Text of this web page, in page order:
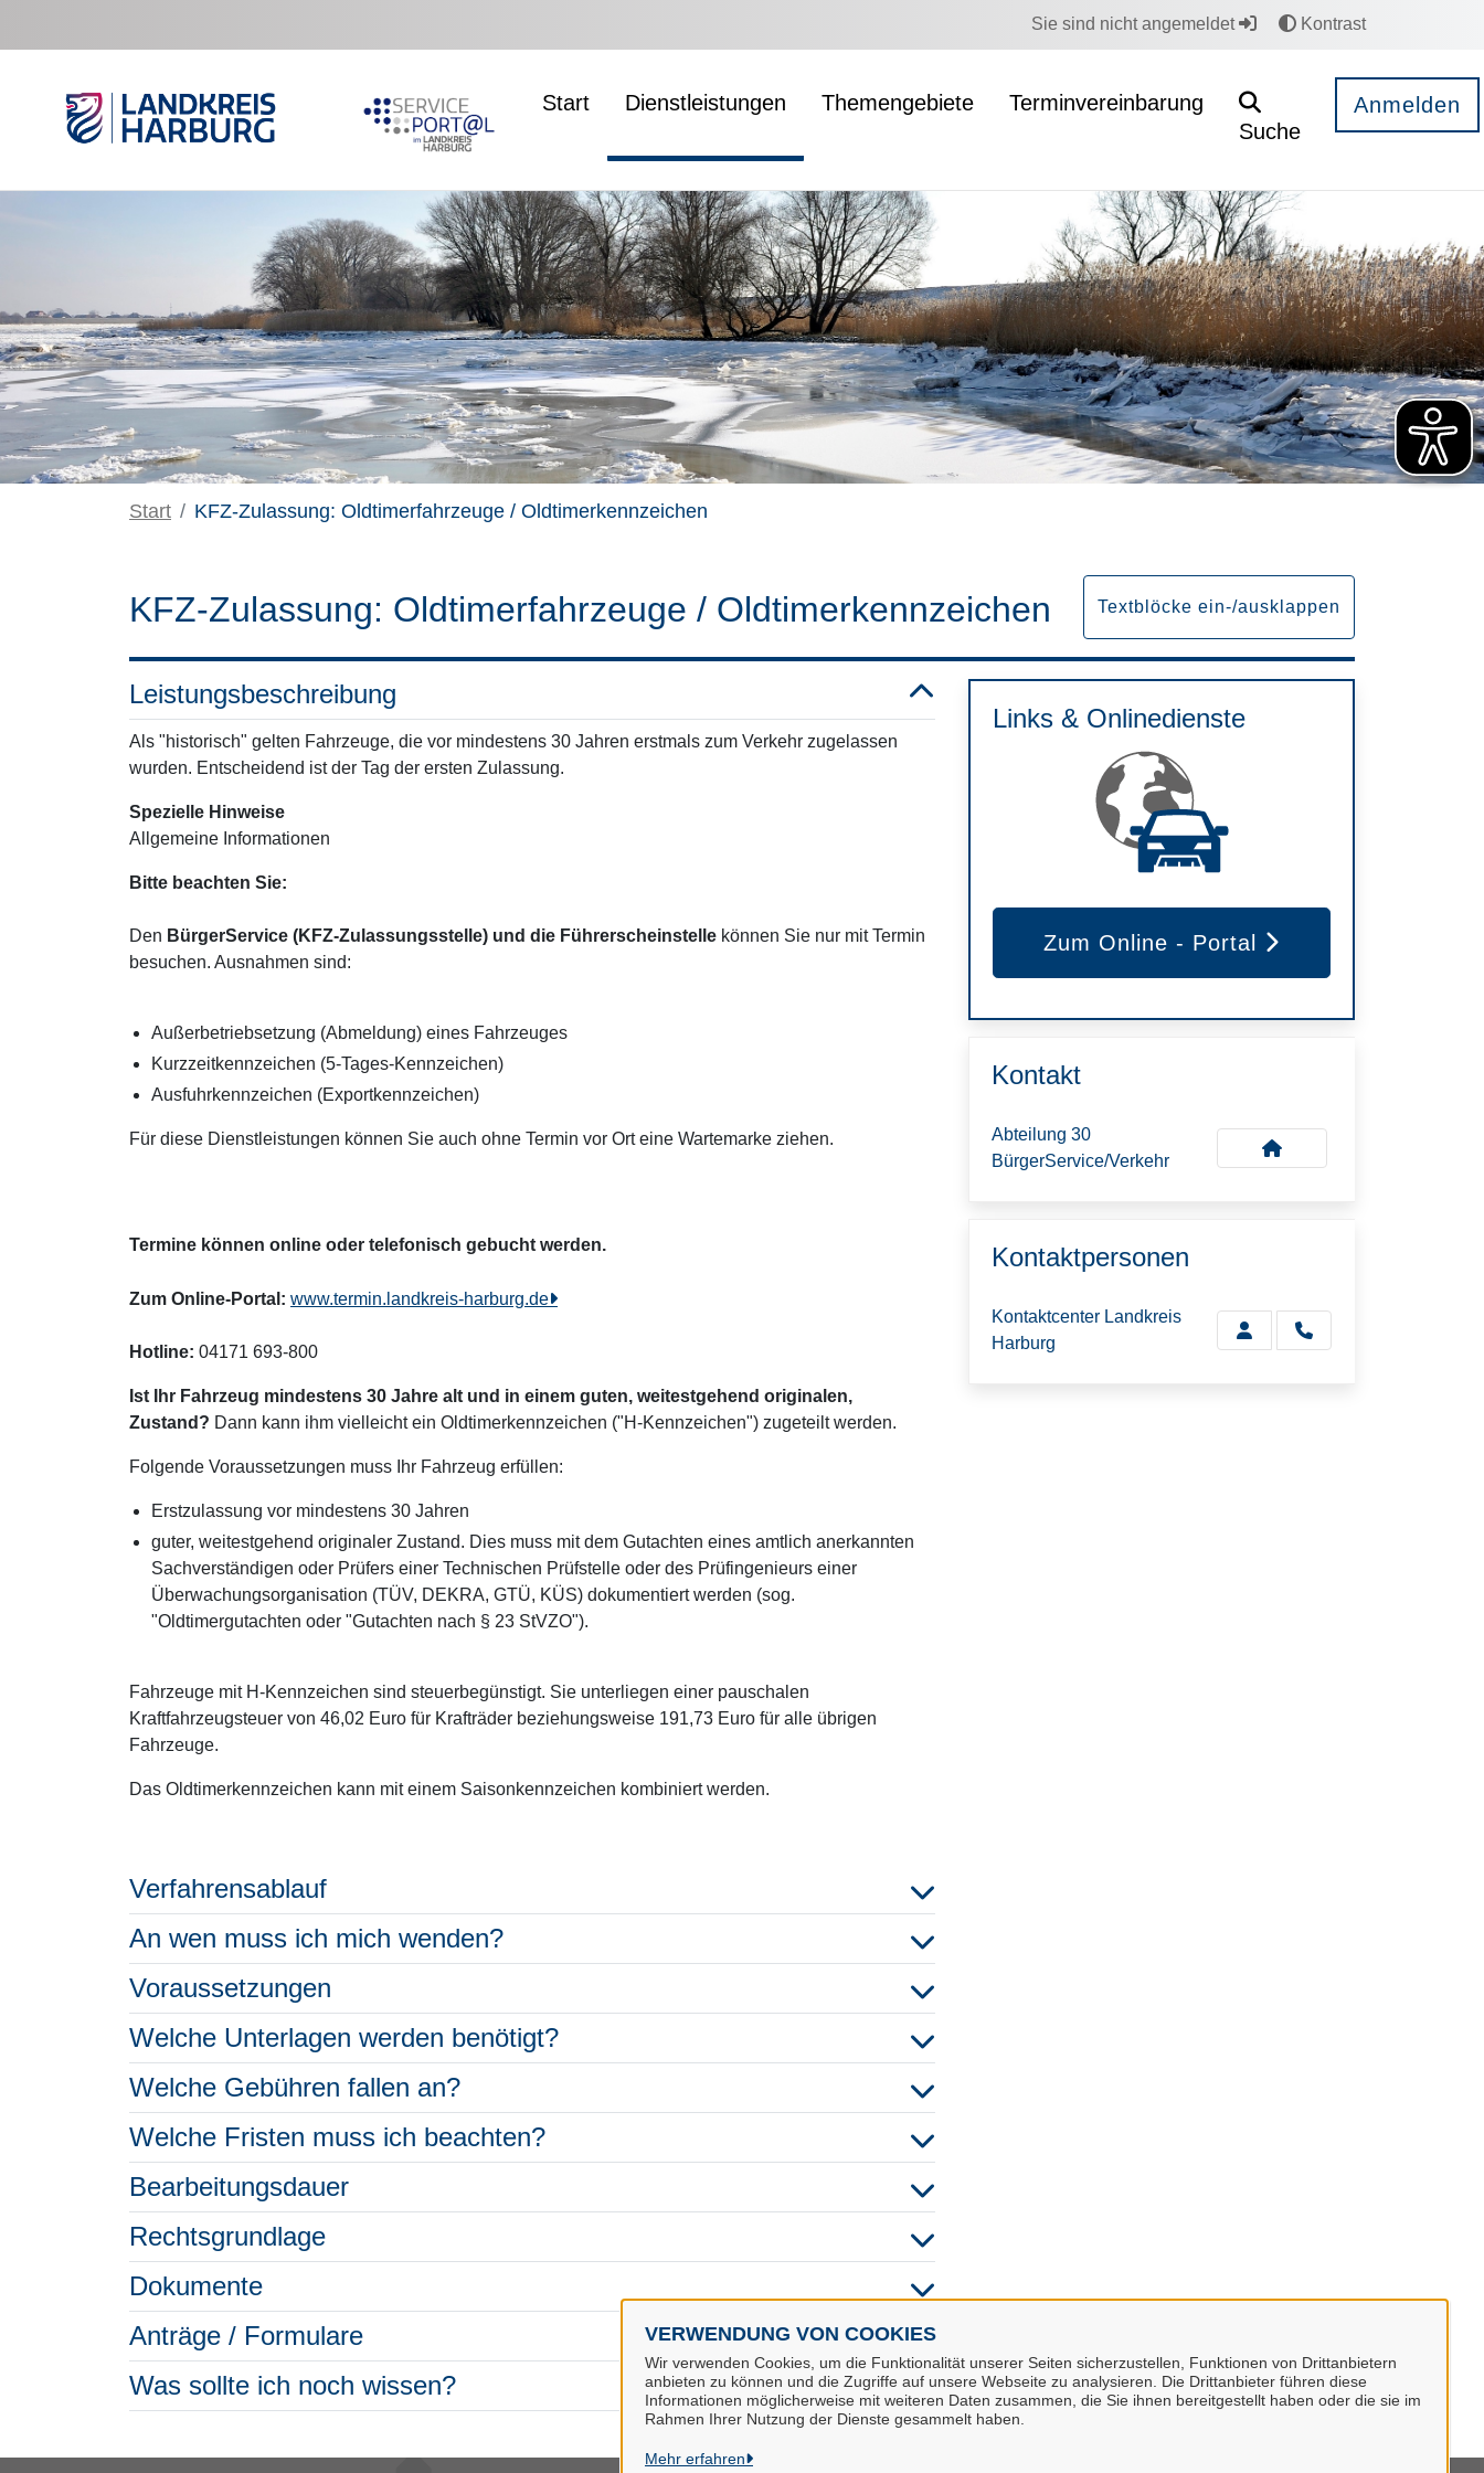
VERWENDUNG VON COOKIES
Wir verwenden Cookies, um die Funktionalität unserer Seiten sicherzustellen, Funktionen von Drittanbietern
anbieten zu können und die Zugriffe auf unsere Webseite zu analysieren. Die Drittanbieter führen diese
Informationen möglicherweise mit weiteren Daten zusammen, die Sie ihnen bereitgestellt haben oder die sie im
Rahmen Ihrer Nutzung der Dienste gesammelt haben.
Mehr erfahren
Sie sind nicht angemeldet Kontrast
Start Dienstleistungen Themengebiete
Terminvereinbarung
Suche
Anmelden
Start KFZ-Zulassung: Oldtimerfahrzeuge / Oldtimerkennzeichen
KFZ-Zulassung: Oldtimerfahrzeuge / Oldtimerkennzeichen Textblöcke ein-/ausklappen
Leistungsbeschreibung
Als "historisch" gelten Fahrzeuge, die vor mindestens 30 Jahren erstmals zum Verkehr zugelassen
wurden. Entscheidend ist der Tag der ersten Zulassung.
Spezielle Hinweise
Allgemeine Informationen
Bitte beachten Sie:
Den BürgerService (KFZ-Zulassungsstelle) und die Führerscheinstelle können Sie nur mit Termin
besuchen. Ausnahmen sind:
Außerbetriebsetzung (Abmeldung) eines Fahrzeuges
Kurzzeitkennzeichen (5-Tages-Kennzeichen)
Ausfuhrkennzeichen (Exportkennzeichen)
Für diese Dienstleistungen können Sie auch ohne Termin vor Ort eine Wartemarke ziehen.
Termine können online oder telefonisch gebucht werden.
Zum Online-Portal: www.termin.landkreis-harburg.de
Hotline: 04171 693-800
Ist Ihr Fahrzeug mindestens 30 Jahre alt und in einem guten, weitestgehend originalen,
Zustand? Dann kann ihm vielleicht ein Oldtimerkennzeichen ("H-Kennzeichen") zugeteilt werden.
Folgende Voraussetzungen muss Ihr Fahrzeug erfüllen:
Erstzulassung vor mindestens 30 Jahren
guter, weitestgehend originaler Zustand. Dies muss mit dem Gutachten eines amtlich anerkannten
Sachverständigen oder Prüfers einer Technischen Prüfstelle oder des Prüfingenieurs einer
Überwachungsorganisation (TÜV, DEKRA, GTÜ, KÜS) dokumentiert werden (sog.
"Oldtimergutachten oder "Gutachten nach § 23 StVZO").
Fahrzeuge mit H-Kennzeichen sind steuerbegünstigt. Sie unterliegen einer pauschalen
Kraftfahrzeugsteuer von 46,02 Euro für Krafträder beziehungsweise 191,73 Euro für alle übrigen
Fahrzeuge.
Das Oldtimerkennzeichen kann mit einem Saisonkennzeichen kombiniert werden.
Verfahrensablauf
An wen muss ich mich wenden?
Voraussetzungen
Welche Unterlagen werden benötigt?
Welche Gebühren fallen an?
Welche Fristen muss ich beachten?
Bearbeitungsdauer
Rechtsgrundlage
Dokumente
Anträge / Formulare
Was sollte ich noch wissen?
Links & Onlinedienste
Zum Online - Portal
Kontakt
Abteilung 30
BürgerService/Verkehr
Kontaktpersonen
Kontaktcenter Landkreis
Harburg